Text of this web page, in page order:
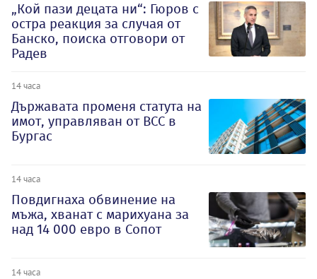
„Кой пази децата ни“: Гюров с
остра реакция за случая от
Банско, поиска отговори от
Радев
14 часа
Държавата променя статута на
имот, управляван от ВСС в
Бургас
14 часа
Повдигнаха обвинение на
мъжа, хванат с марихуана за
над 14 000 евро в Сопот
14 часа